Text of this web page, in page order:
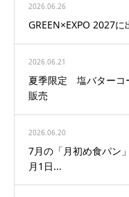
2026.06.26
GREEN×EXPO 2027に
2026.06.21
夏季限定 塩バターコ
販売
2026.06.20
7月の「月初め食パン
月1日...